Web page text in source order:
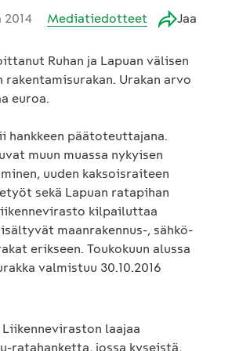
2014 Mediatiedotteet Jaa
Ruhan ja Lapuan välisen
rakentamisurakan. Urakan arvo
euroa.
hankkeen päätoteuttajana.
muun muassa nykyisen
uuden kaksoisraiteen
sekä Lapuan ratapihan
kilpailuttaa
maanrakennus-, sähkö-
erikseen. Toukokuun alussa
valmistuu 30.10.2016
Liikenneviraston laajaa
ratahanketta, jossa kyseistä,